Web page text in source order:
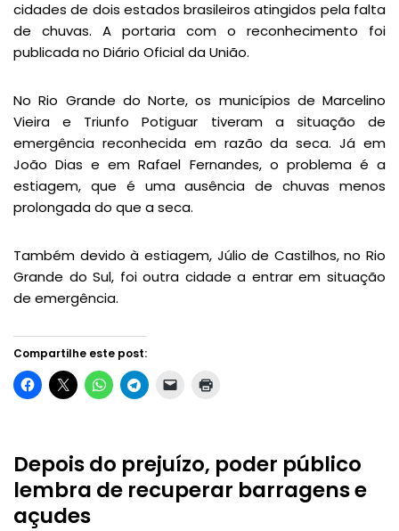
cidades de dois estados brasileiros atingidos pela falta
de chuvas. A portaria com o reconhecimento foi
publicada no Diário Oficial da União.
No Rio Grande do Norte, os municípios de Marcelino
Vieira e Triunfo Potiguar tiveram a situação de
emergência reconhecida em razão da seca. Já em
João Dias e em Rafael Fernandes, o problema é a
estiagem, que é uma ausência de chuvas menos
prolongada do que a seca.
Também devido à estiagem, Júlio de Castilhos, no Rio
Grande do Sul, foi outra cidade a entrar em situação
de emergência.
Compartilhe este post:
Depois do prejuízo, poder público
lembra de recuperar barragens e
açudes